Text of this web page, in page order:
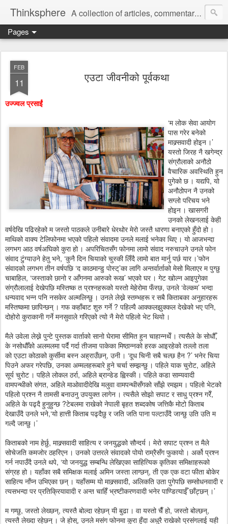
Thinksphere A collection of articles, commentaries, book reviews, rants, poems.
Pages
FEB
11 एउटा जीवनीको पूर्वकथा
उज्ज्वल प्रसाईं
‘म लोक सेवा आयोग
पास गरेर बनेको
माक्र्सवादी होइन ।’
यस्तो जिरह नै खगेन्द्र
संग्रौलाको अनौठो
वैचारिक अवस्थिति हुन
पुगेको छ । यद्यपि, यो
अनौठोपन नै उनको
सग्लो परिचय भने
होइन । खासगरी
उनको लेखनलाई केही
वर्षदेखि पढिरहेको म जस्तो पाठकले उनीबारे धेरथोर मेरो जस्तै धारणा बनाएको हुँदो हो ।
माथिको वाक्य टेलिफोनमा भएको पहिलो संवादमा उनले मलाई भनेका थिए । यो आजभन्दा
लगभग आठ वर्षअघिको कुरा हो । अपरिचितसँग फोनमा लामो संवाद नरुचाउने उनले फोन
संवाद टुंग्याउने हेतु भने, ‘कुनै दिन चियाको चुस्की लिँदै लामो बात मार्नु पर्छ यार ।’फोन
संवादको लगभग तीन वर्षपछि ‘द काठमान्डु पोस्ट्’का लागि अन्तर्वार्ताको मेसो मिलाएर म पुग्छु
चाबाहिल, ‘जस्ताको छानो र आँगनमा आरुको रूख’ भएको घर । गेट खोल्न आइपुगेका
संग्रौलालाई देखेपछि मस्तिष्क त प्रश्नहरूको यस्तो मेहेरोमा फँस्छ, उनले ‘वेल्कम’ भन्दा
धन्यवाद भन्न पनि नसकेर अल्मलिन्छु । उनले लेख्ने स्तम्भहरू र सबै किताबका अनुहारहरू
मस्तिष्कमा छापिन्छन् । गफ कहाँबाट शुरु गर्ने ? पहिल्यै आक्कलझुक्कल देखेको भए पनि,
दोहोरो कुराकानी गर्ने मनसुवाले गरिएको त्यो नै मेरो पहिलो भेट थियो ।
मैले उवेला लेख्ने पुन्टे पुस्तक वार्ताको सानो घेरामा सीमित हुन चाहान्नथेँ । त्यसैले के सोधौँ,
के नसोधौँको अलमलमा पर्दै गर्दा तीजमा पाकेका मिष्ठान्नको हरक आइरहेको तल्लो तला
को एउटा कोठाको कुर्सीमा बस्न अह्राउँछन्, उनी । ‘दूध चिनी सबै चल्छ हैन ?’ भनेर चिया
पिउने अफर गरेपछि, उनका अम्मलहरूबारे हुने चर्चा सम्झन्छु । पहिले याक चुरोट, अहिले
सूर्य चुरोट । पहिले लोकल ठर्रा, अहिले ब्रान्डेड ह्विस्की । पहिले कडा साम्यवादी
वामपन्थीको संगत, अहिले माओवादीदेखि मलुवा वामपन्थीसँगको साँझे रमझम । पहिलो भेटको
पहिलो प्रश्न नै तामसी बनाउनु उपयुक्त लागेन । त्यसैले सोझो सपाट र साधु प्रश्न गरेँ,
अहिले के पढ्दै हुनुहुन्छ ?टेबलमा राखेको नेपाली बृहत शब्दकोष जत्तिकै मोटो किताब
देखाउँदै उनले भने,‘यो हात्ती किताब पढ्दैछु र जति जति पाना पल्टाउँदै जान्छु उति उति म
गल्दै जान्छु ।’
किताबको नाम हेर्छु, माक्र्सवादी साहित्य र जनयुद्धको सौन्दर्य । मेरो सपाट प्रश्न त मैले
सोचेजति कमजोर ठहरिएन । उनको उत्तरले संवादको पोयो राम्रैसँग फुकायो । अर्को प्रश्न
गर्न नपाउँदै उनले थपे, ‘यो जनयुद्ध सम्बन्धि लेखिएका साहित्यिक कृतिका समिक्षाहरूको
संग्रह हो । यहाँका सबै समिक्षक मलाई अमिन जस्ता लाग्छन्, ती एक एक वटा फीता बोकेर
साहित्य नाँप्न उभिएका छन् । यहाँसम्म यो माक्र्सवादी, अलिकति उता पुगेपछि सम्सोधनवादी र
त्यसभन्दा पर प्रतिक्रियावादी र अन्त चाहिँ भ्रष्टीकरणवादी भनेर पाण्डित्याईँ छाँट्छन् ।’
म गम्छु, जस्तो लेख्छन्, त्यस्तै बोल्दा रहेछन् यी बुढा । वा यस्तो चैँ हो, जस्तो बोल्छन्,
त्यस्तै लेख्दा रहेछन् । जे होस्, उनले मसंग फोनमा कुरा हुँदा अधुरै राखेको प्रसंगलाई यही